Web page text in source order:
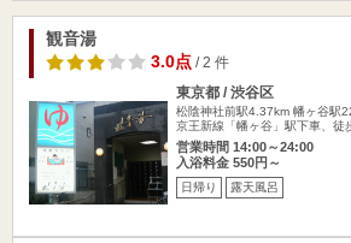
観音湯
3.0点/ 2 件
東京都 / 渋谷区
松陰神社前駅4.37km 幡ヶ谷駅
京王新線「幡ヶ谷」駅下車、徒
営業時間 14:00～24:00
入浴料金 550円～
日帰り 露天風呂